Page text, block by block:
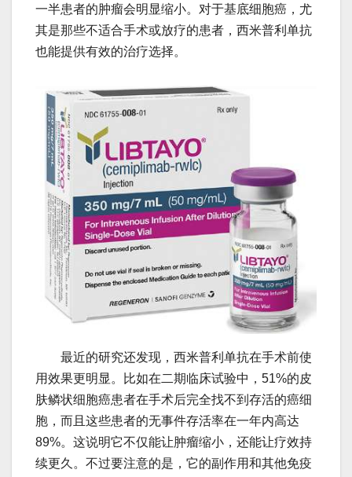
一半患者的肿瘤会明显缩小。对于基底细胞癌，尤
其是那些不适合手术或放疗的患者，西米普利单抗
也能提供有效的治疗选择。
最近的研究还发现，西米普利单抗在手术前使
用效果更明显。比如在二期临床试验中，51%的皮
肤鳞状细胞癌患者在手术后完全找不到存活的癌细
胞，而且这些患者的无事件存活率在一年内高达
89%。这说明它不仅能让肿瘤缩小，还能让疗效持
续更久。不过要注意的是，它的副作用和其他免疫